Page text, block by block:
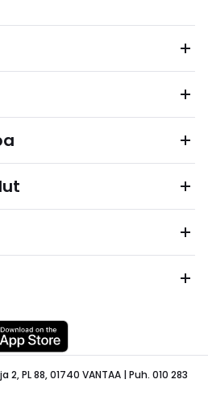
PL 88, 01740 VANTAA | Puh. 010 283